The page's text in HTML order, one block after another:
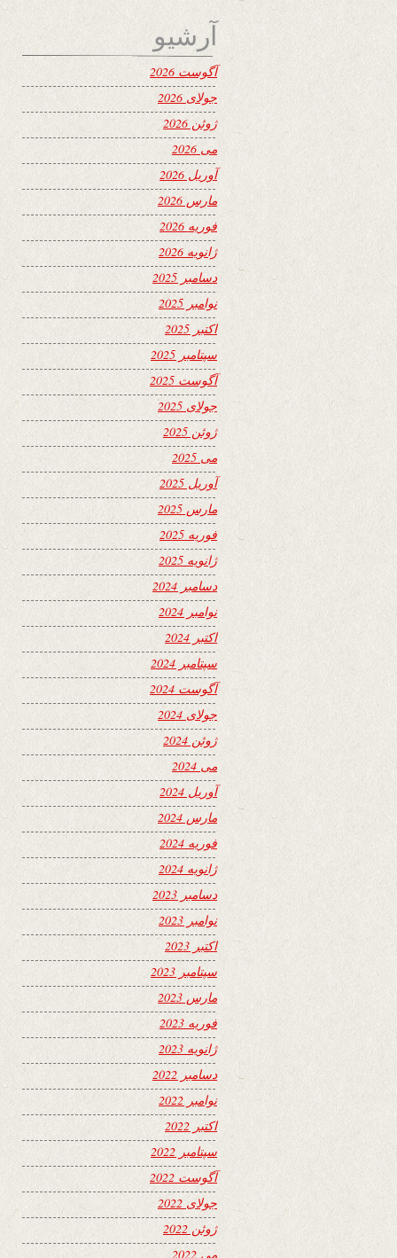
آرشیو
آگوست 2026
جولای 2026
ژوئن 2026
می 2026
آوریل 2026
مارس 2026
فوریه 2026
ژانویه 2026
دسامبر 2025
نوامبر 2025
اکتبر 2025
سپتامبر 2025
آگوست 2025
جولای 2025
ژوئن 2025
می 2025
آوریل 2025
مارس 2025
فوریه 2025
ژانویه 2025
دسامبر 2024
نوامبر 2024
اکتبر 2024
سپتامبر 2024
آگوست 2024
جولای 2024
ژوئن 2024
می 2024
آوریل 2024
مارس 2024
فوریه 2024
ژانویه 2024
دسامبر 2023
نوامبر 2023
اکتبر 2023
سپتامبر 2023
مارس 2023
فوریه 2023
ژانویه 2023
دسامبر 2022
نوامبر 2022
اکتبر 2022
سپتامبر 2022
آگوست 2022
جولای 2022
ژوئن 2022
می 2022